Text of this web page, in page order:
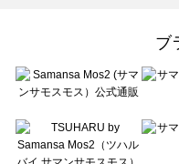
sō4ū（ソウフォーユー）のその他シ
Te chichi（テチチ）のその他シュー
Te chichi CLASSIC（テチチ クラシ
Lugnoncure（ルノンキュール）の
BETTY'S BLUE（べティーズブルー
ブ